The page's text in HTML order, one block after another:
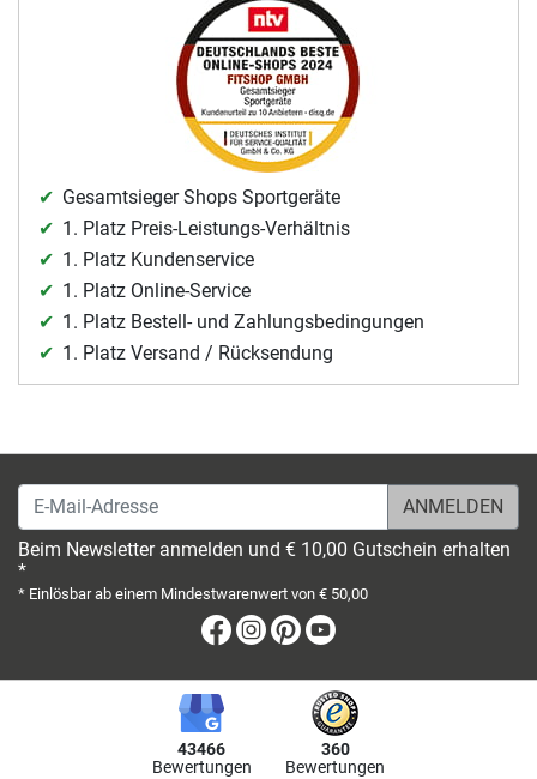
Gesamtsieger Shops Sportgeräte
1. Platz Preis-Leistungs-Verhältnis
1. Platz Kundenservice
1. Platz Online-Service
1. Platz Bestell- und Zahlungsbedingungen
1. Platz Versand / Rücksendung
E-Mail-Adresse
Beim Newsletter anmelden und € 10,00 Gutschein erhalten
*
* Einlösbar ab einem Mindestwarenwert von € 50,00
Facebook
Instagram
Pinterest
43466
Bewertungen
360
Bewertungen